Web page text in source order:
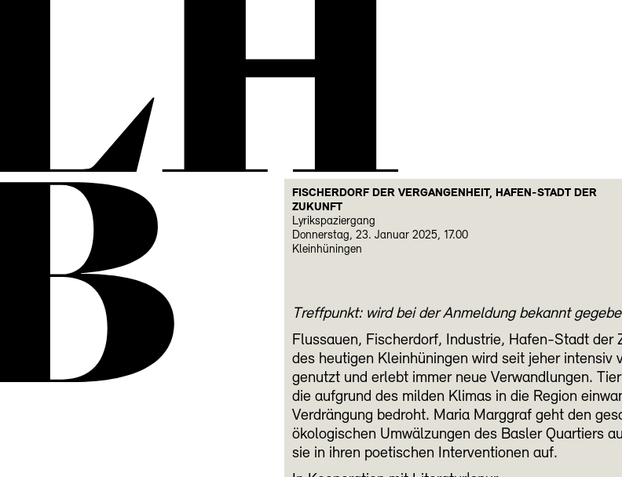
FISCHERDORF DER VERGANGENHEIT, HAFEN-STADT DER
ZUKUNFT
Lyrikspaziergang
Donnerstag, 23. Januar 2025, 17.00
Kleinhüningen
Treffpunkt: wird bei der Anmeldung bekannt
Flussauen, Fischerdorf, Industrie, Hafen-Stadt der
des heutigen Kleinhüningen wird seit jeher intensiv
genutzt und erlebt immer neue Verwandlungen.
die aufgrund des milden Klimas in die Region
Verdrängung bedroht. Maria Marggraf geht den
ökologischen Umwälzungen des Basler Quartiers
sie in ihren poetischen Interventionen auf.